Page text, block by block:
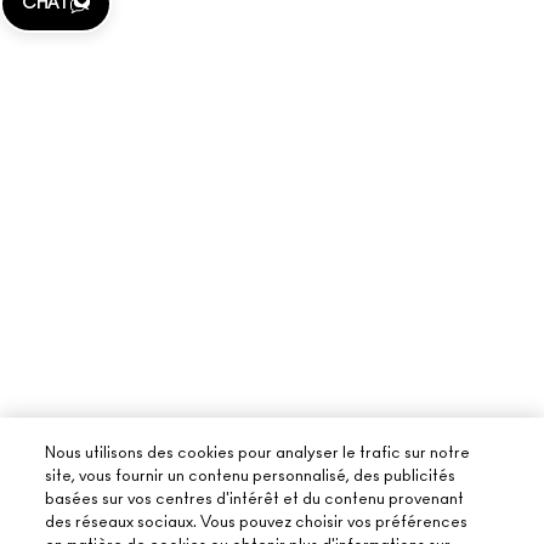
GESTION DES COOKIES DU SITE
CHAT
Nous utilisons des cookies pour analyser le trafic sur notre
site, vous fournir un contenu personnalisé, des publicités
basées sur vos centres d'intérêt et du contenu provenant
des réseaux sociaux. Vous pouvez choisir vos préférences